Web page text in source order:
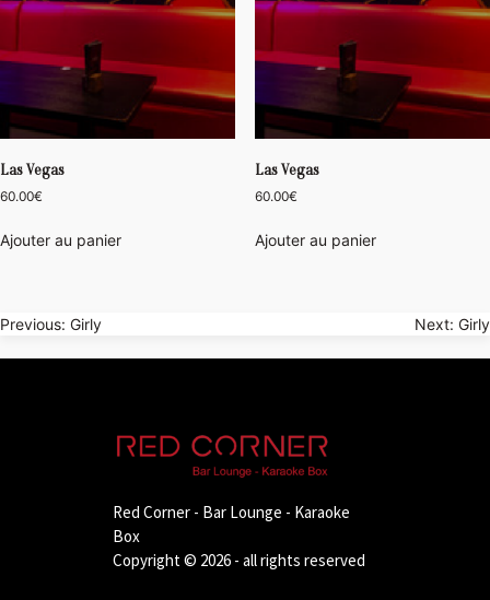
Las Vegas
60.00€
Ajouter au panier
Las Vegas
60.00€
Ajouter au panier
Navigation
de
Previous: Girly Next: Girly
Red Corner - Bar Lounge - Karaoke
Box
Copyright © 2026 - all rights reserved